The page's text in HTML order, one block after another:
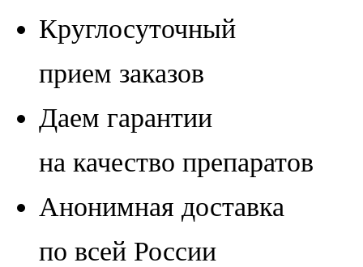
Круглосуточный
прием заказов
Даем гарантии
на качество препаратов
Анонимная доставка
по всей России